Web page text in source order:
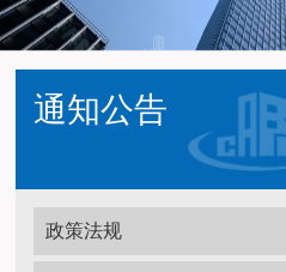
通知公告
政策法规